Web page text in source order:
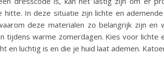
hitte. In deze situatie zijn lichte en
deze materialen zo belangrijk zijn
tijdens warme zomerdagen. Kies voor lichte
en luchtig is en die je huid laat ademen.